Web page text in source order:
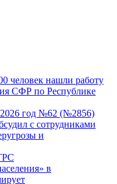
человек нашли работу
СФР по Республике
2026 год №62 (№2856)
с сотрудниками
и
в